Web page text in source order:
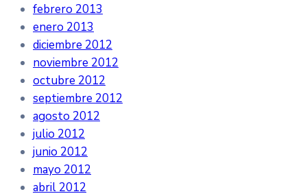
febrero 2013
enero 2013
diciembre 2012
noviembre 2012
octubre 2012
septiembre 2012
agosto 2012
julio 2012
junio 2012
mayo 2012
abril 2012